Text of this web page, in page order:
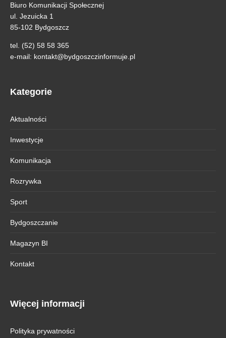
Biuro Komunikacji Społecznej
ul. Jezuicka 1
85-102 Bydgoszcz
tel. (52) 58 58 365
e-mail: kontakt@bydgoszczinformuje.pl
Kategorie
Aktualności
Inwestycje
Komunikacja
Rozrywka
Sport
Bydgoszczanie
Magazyn BI
Kontakt
Więcej informacji
Polityka prywatności